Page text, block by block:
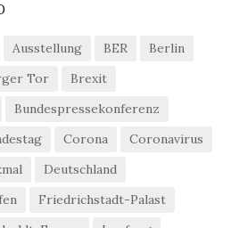
Ausstellung BER
Berlin
Tor
Brexit
Bundespressekonferenz
Corona
Coronavirus
Deutschland
Friedrichstadt-Palast